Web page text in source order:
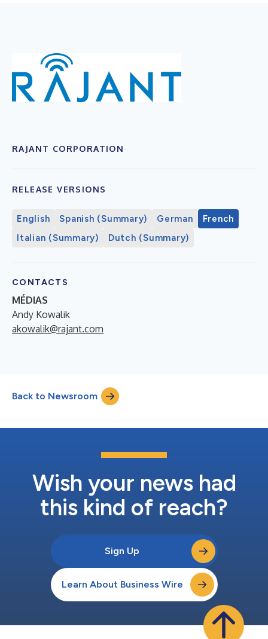
RAJANT CORPORATION
RELEASE VERSIONS
English Spanish (Summary) German
French
Italian (Summary)
Dutch (Summary)
CONTACTS
MÉDIAS
Andy Kowalik
akowalik@rajant.com
Back to Newsroom
Wish your news had
this kind of reach?
Sign Up
Learn About Business Wire